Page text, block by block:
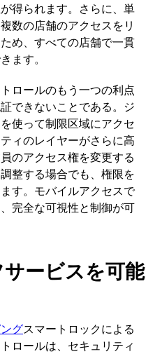
得られます。さらに、単
数の店舗のアクセスをリ
め、すべての店舗で一貫
ます。
ロールのもう一つの利点
できないことである。ジ
使って制限区域にアクセ
ィのレイヤーがさらに高
のアクセス権を変更する
整する場合でも、権限を
す。モバイルアクセスで
完全な可視性と制御が可
ービスを可能
グスマートロックによる
ロールは、セキュリティ